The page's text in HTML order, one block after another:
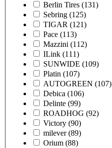
Berlin Tires (131)
Sebring (125)
TIGAR (121)
Pace (113)
Mazzini (112)
ILink (111)
SUNWIDE (109)
Platin (107)
AUTOGREEN (107)
Debica (106)
Delinte (99)
ROADHOG (92)
Victory (90)
milever (89)
Orium (88)